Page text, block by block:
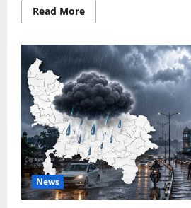
Read MoreRead
more
में
राहुल
गांधी
का
छात्र
संवाद,
पेपर
लीक
से
रोजगार
तक
युवाओं
के
मुद्दों
पर
होगी
News